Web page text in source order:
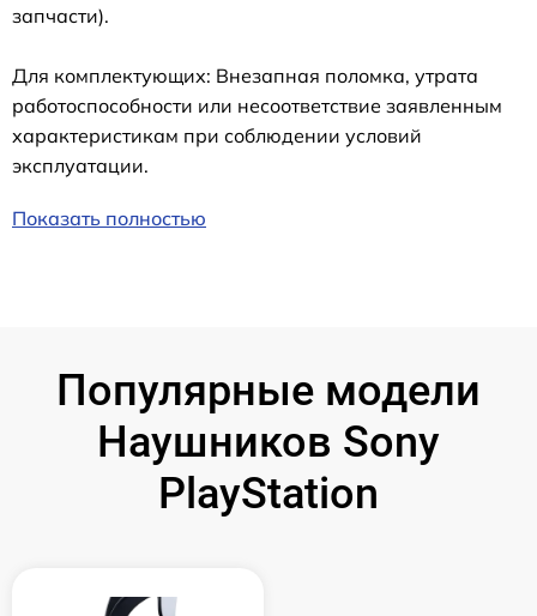
запчасти).
Для комплектующих: Внезапная поломка, утрата
работоспособности или несоответствие заявленным
характеристикам при соблюдении условий
эксплуатации.
Показать полностью
Популярные модели
Наушников Sony
PlayStation